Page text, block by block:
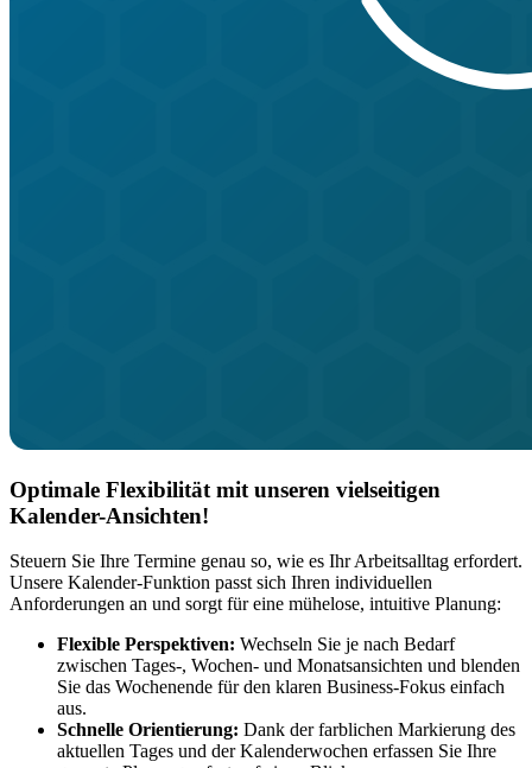
Optimale Flexibilität mit unseren vielseitigen
Kalender-Ansichten!
Steuern Sie Ihre Termine genau so, wie es Ihr Arbeitsalltag erfordert.
Unsere Kalender-Funktion passt sich Ihren individuellen
Anforderungen an und sorgt für eine mühelose, intuitive Planung:
Flexible Perspektiven: Wechseln Sie je nach Bedarf
zwischen Tages-, Wochen- und Monatsansichten und blenden
Sie das Wochenende für den klaren Business-Fokus einfach
aus.
Schnelle Orientierung: Dank der farblichen Markierung des
aktuellen Tages und der Kalenderwochen erfassen Sie Ihre